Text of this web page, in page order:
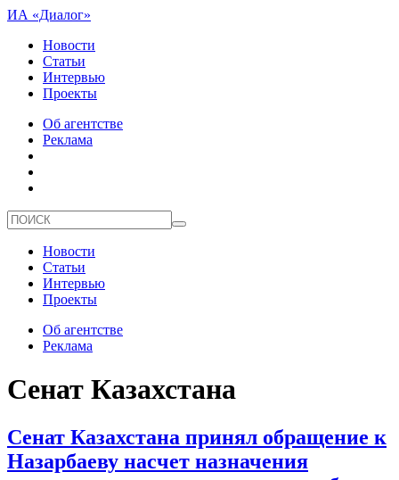
ИА «Диалог»
Новости
Статьи
Интервью
Проекты
Об агентстве
Реклама
Новости
Статьи
Интервью
Проекты
Об агентстве
Реклама
Сенат Казахстана
Сенат Казахстана принял обращение к
Назарбаеву насчет назначения